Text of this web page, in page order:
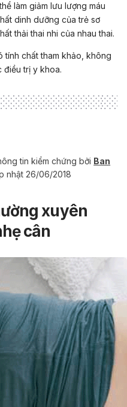
làm giảm lưu lượng máu
dinh dưỡng của trẻ sơ
thải thai nhi của nhau thai.
tính chất tham khảo, không
điều trị y khoa.
tin kiểm chứng bởi Ban
nhật 26/06/2018
xuyên
cân